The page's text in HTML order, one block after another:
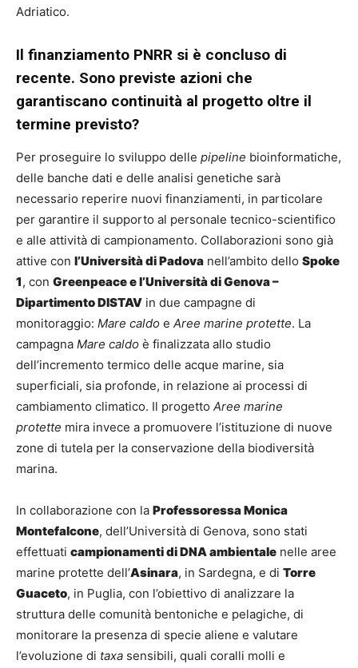
Adriatico.
Il finanziamento PNRR si è concluso di
recente. Sono previste azioni che
garantiscano continuità al progetto oltre il
termine previsto?
Per proseguire lo sviluppo delle pipeline bioinformatiche,
delle banche dati e delle analisi genetiche sarà
necessario reperire nuovi finanziamenti, in particolare
per garantire il supporto al personale tecnico-scientifico
e alle attività di campionamento. Collaborazioni sono già
attive con l’Università di Padova nell’ambito dello Spoke
1, con Greenpeace e l’Università di Genova –
Dipartimento DISTAV in due campagne di
monitoraggio: Mare caldo e Aree marine protette. La
campagna Mare caldo è finalizzata allo studio
dell’incremento termico delle acque marine, sia
superficiali, sia profonde, in relazione ai processi di
cambiamento climatico. Il progetto Aree marine
protette mira invece a promuovere l’istituzione di nuove
zone di tutela per la conservazione della biodiversità
marina.
In collaborazione con la Professoressa Monica
Montefalcone, dell’Università di Genova, sono stati
effettuati campionamenti di DNA ambientale nelle aree
marine protette dell’Asinara, in Sardegna, e di Torre
Guaceto, in Puglia, con l’obiettivo di analizzare la
struttura delle comunità bentoniche e pelagiche, di
monitorare la presenza di specie aliene e valutare
l’evoluzione di taxa sensibili, quali coralli molli e